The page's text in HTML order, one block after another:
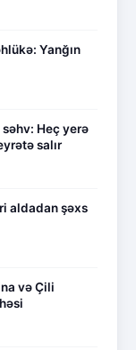
Yanğın
Heç yerə
salır
aldadan şəxs
və Çili